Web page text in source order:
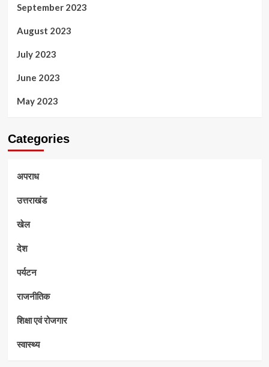
September 2023
August 2023
July 2023
June 2023
May 2023
Categories
अपराध
उत्तराखंड
खेल
देश
पर्यटन
राजनीतिक
शिक्षा एवं रोजगार
स्वास्थ्य